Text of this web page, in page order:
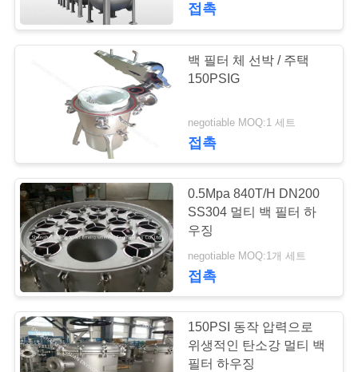
접촉
백 필터 체 선박 / 주택
150PSIG
negotiable MOQ:1 세트
접촉
0.5Mpa 840T/H DN200
SS304 멀티 백 필터 하
우징
negotiable MOQ:1개 세트
접촉
150PSI 동작 압력으로
위생적인 탄소강 멀티 백
필터 하우징